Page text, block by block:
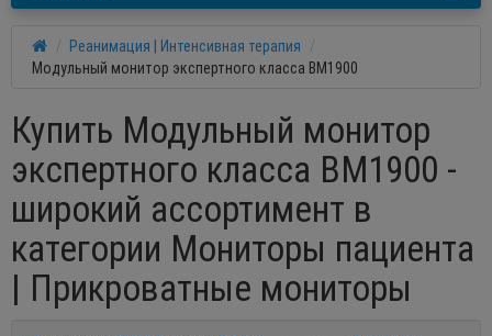
Реанимация | Интенсивная терапия
Модульный монитор экспертного класса BM1900
Купить Модульный монитор
экспертного класса BM1900 -
широкий ассортимент в
категории Мониторы пациента
| Прикроватные мониторы